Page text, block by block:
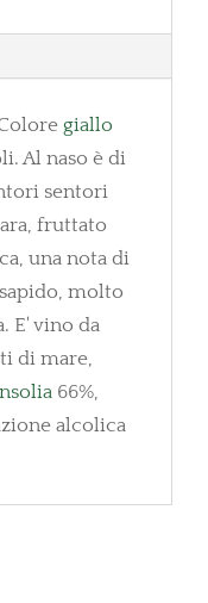
giallo
Al naso è di
sentori
fruttato
una nota di
molto
E' vino da
di mare,
66%,
alcolica